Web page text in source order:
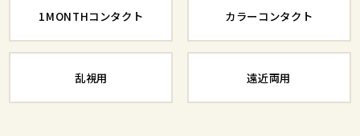
1MONTHコンタクト カラーコンタクト
乱視用 遠近両用